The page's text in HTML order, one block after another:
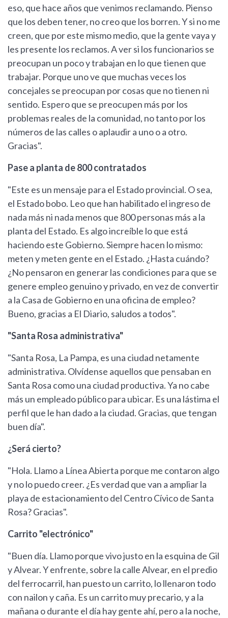
eso, que hace años que venimos reclamando. Pienso
que los deben tener, no creo que los borren. Y si no me
creen, que por este mismo medio, que la gente vaya y
les presente los reclamos. A ver si los funcionarios se
preocupan un poco y trabajan en lo que tienen que
trabajar. Porque uno ve que muchas veces los
concejales se preocupan por cosas que no tienen ni
sentido. Espero que se preocupen más por los
problemas reales de la comunidad, no tanto por los
números de las calles o aplaudir a uno o a otro.
Gracias".
Pase a planta de 800 contratados
"Este es un mensaje para el Estado provincial. O sea,
el Estado bobo. Leo que han habilitado el ingreso de
nada más ni nada menos que 800 personas más a la
planta del Estado. Es algo increíble lo que está
haciendo este Gobierno. Siempre hacen lo mismo:
meten y meten gente en el Estado. ¿Hasta cuándo?
¿No pensaron en generar las condiciones para que se
genere empleo genuino y privado, en vez de convertir
a la Casa de Gobierno en una oficina de empleo?
Bueno, gracias a El Diario, saludos a todos".
"Santa Rosa administrativa"
"Santa Rosa, La Pampa, es una ciudad netamente
administrativa. Olvídense aquellos que pensaban en
Santa Rosa como una ciudad productiva. Ya no cabe
más un empleado público para ubicar. Es una lástima el
perfil que le han dado a la ciudad. Gracias, que tengan
buen día".
¿Será cierto?
"Hola. Llamo a Línea Abierta porque me contaron algo
y no lo puedo creer. ¿Es verdad que van a ampliar la
playa de estacionamiento del Centro Cívico de Santa
Rosa? Gracias".
Carrito "electrónico"
"Buen día. Llamo porque vivo justo en la esquina de Gil
y Alvear. Y enfrente, sobre la calle Alvear, en el predio
del ferrocarril, han puesto un carrito, lo llenaron todo
con nailon y caña. Es un carrito muy precario, y a la
mañana o durante el día hay gente ahí, pero a la noche,